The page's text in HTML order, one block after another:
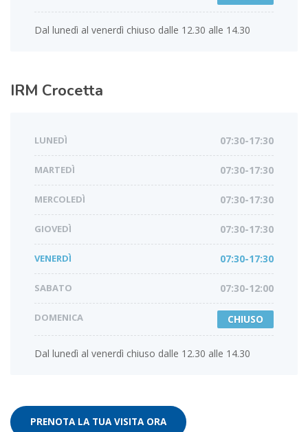
Dal lunedì al venerdì chiuso dalle 12.30 alle 14.30
IRM Crocetta
LUNEDÌ 07:30-17:30
MARTEDÌ 07:30-17:30
MERCOLEDÌ 07:30-17:30
GIOVEDÌ 07:30-17:30
VENERDÌ 07:30-17:30
SABATO 07:30-12:00
DOMENICA CHIUSO
Dal lunedì al venerdì chiuso dalle 12.30 alle 14.30
PRENOTA LA TUA VISITA ORA